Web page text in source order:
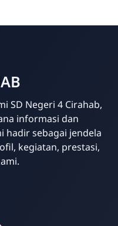
Admin
Online
SD Negeri 4 Cirahab,
informasi dan
hadir sebagai jendela
kegiatan, prestasi,